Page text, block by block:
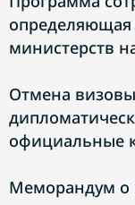
определяющая
министерств
Отмена
официальные
Меморандум о